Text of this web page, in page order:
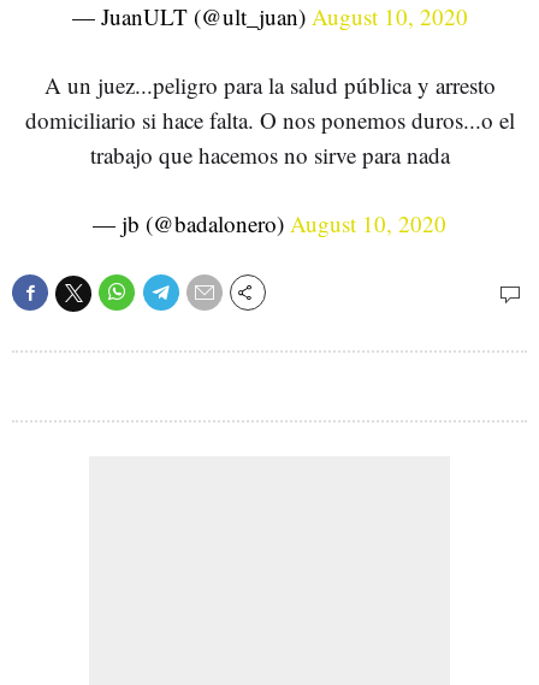
— JuanULT (@ult_juan) August 10, 2020
A un juez...peligro para la salud pública y arresto
domiciliario si hace falta. O nos ponemos duros...o el
trabajo que hacemos no sirve para nada
— jb (@badalonero) August 10, 2020